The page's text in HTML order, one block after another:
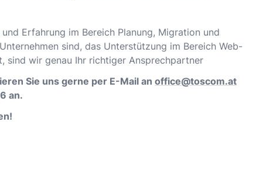
Erfahrung im Bereich Planung, Migration und
sind, das Unterstützung im Bereich Web-
sind wir genau Ihr richtiger Ansprechpartner
Sie uns gerne per E-Mail an office@toscom.at
an.